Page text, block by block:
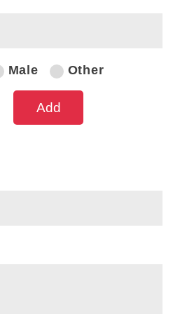
Male Other